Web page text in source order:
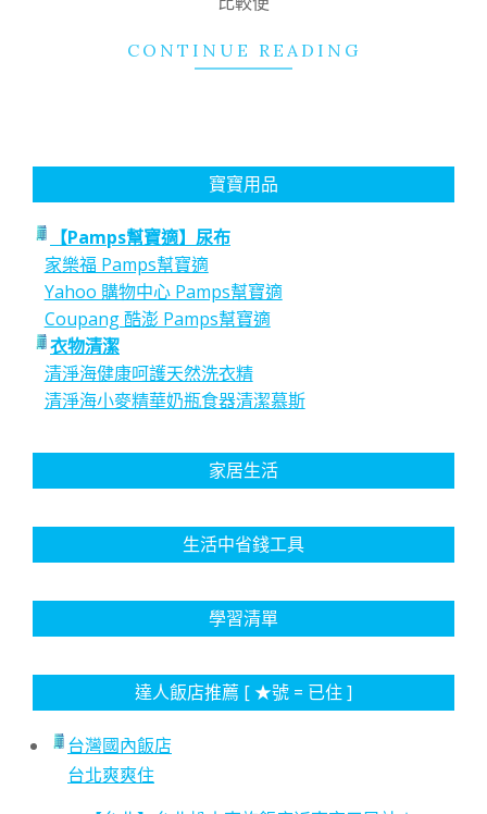
CONTINUE READING
寶寶用品
【Pamps幫寶適】尿布
家樂福 Pamps幫寶適
Yahoo 購物中心 Pamps幫寶適
Coupang 酷澎 Pamps幫寶適
衣物清潔
清淨海健康呵護天然洗衣精
清淨海小麥精華奶瓶食器清潔慕斯
家居生活
生活中省錢工具
學習清單
達人飯店推薦 [ ★號 = 已住 ]
台灣國內飯店
台北爽爽住